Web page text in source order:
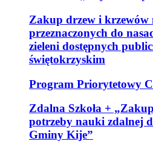
Zakup drzew i krzewów
przeznaczonych do
zieleni dostępnych
świętokrzyskim
Program Priorytetowy
Zdalna Szkoła +
potrzeby nauki zdalnej
Gminy Kije”